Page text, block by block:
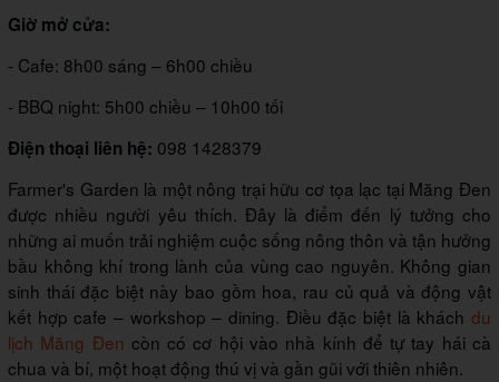
Giờ mở cửa:
- Cafe: 8h00 sáng – 6h00 chiều
- BBQ night: 5h00 chiều – 10h00 tối
Điện thoại liên hệ: 098 1428379
Farmer's Garden là một nông trại hữu cơ tọa lạc tại Măng Đen
được nhiều người yêu thích. Đây là điểm đến lý tưởng cho
những ai muốn trải nghiệm cuộc sống nông thôn và tận hưởng
bầu không khí trong lành của vùng cao nguyên. Không gian
sinh thái đặc biệt này bao gồm hoa, rau củ quả và động vật
kết hợp cafe – workshop – dining. Điều đặc biệt là khách du
lịch Măng Đen còn có cơ hội vào nhà kính để tự tay hái cà
chua và bí, một hoạt động thú vị và gần gũi với thiên nhiên.